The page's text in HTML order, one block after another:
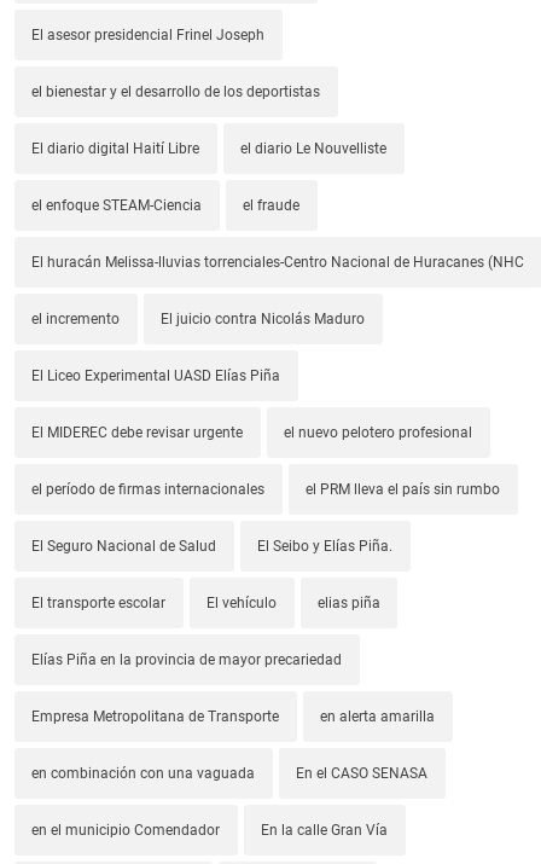
El asesor presidencial Frinel Joseph
el bienestar y el desarrollo de los deportistas
El diario digital Haití Libre el diario Le Nouvelliste
el enfoque STEAM-Ciencia el fraude
El huracán Melissa-lluvias torrenciales-Centro Nacional de Huracanes (NHC
el incremento El juicio contra Nicolás Maduro
El Liceo Experimental UASD Elías Piña
El MIDEREC debe revisar urgente el nuevo pelotero profesional
el período de firmas internacionales el PRM lleva el país sin rumbo
El Seguro Nacional de Salud El Seibo y Elías Piña.
El transporte escolar El vehículo elias piña
Elías Piña en la provincia de mayor precariedad
Empresa Metropolitana de Transporte en alerta amarilla
en combinación con una vaguada En el CASO SENASA
en el municipio Comendador En la calle Gran Vía